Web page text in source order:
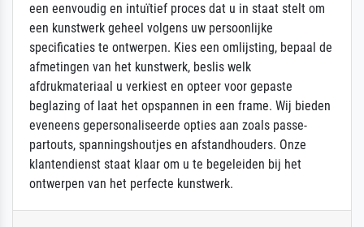
een eenvoudig en intuïtief proces dat u in staat stelt om
een kunstwerk geheel volgens uw persoonlijke
specificaties te ontwerpen. Kies een omlijsting, bepaal de
afmetingen van het kunstwerk, beslis welk
afdrukmateriaal u verkiest en opteer voor gepaste
beglazing of laat het opspannen in een frame. Wij bieden
eveneens gepersonaliseerde opties aan zoals passe-
partouts, spanningshoutjes en afstandhouders. Onze
klantendienst staat klaar om u te begeleiden bij het
ontwerpen van het perfecte kunstwerk.